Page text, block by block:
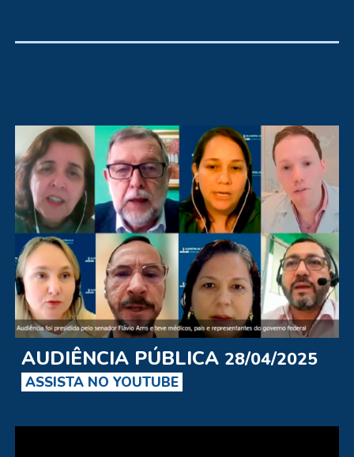
AUDIÊNCIA PÚBLICA 28/04/2025
ASSISTA NO YOUTUBE